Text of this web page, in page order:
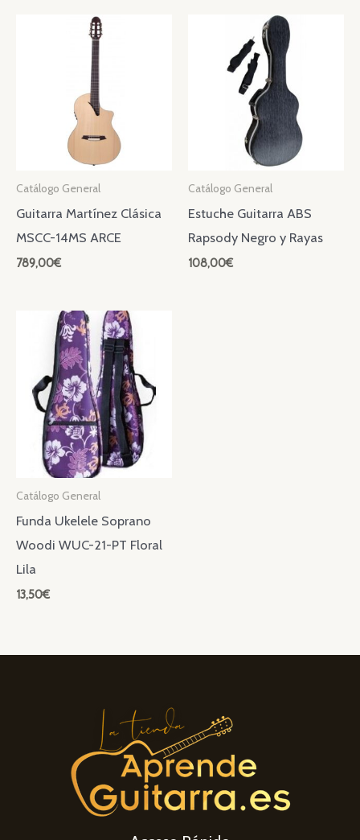
Catálogo General
Guitarra Martínez Clásica
MSCC-14MS ARCE
789,00€
Catálogo General
Estuche Guitarra ABS
Rapsody Negro y Rayas
108,00€
Catálogo General
Funda Ukelele Soprano
Woodi WUC-21-PT Floral
Lila
13,50€